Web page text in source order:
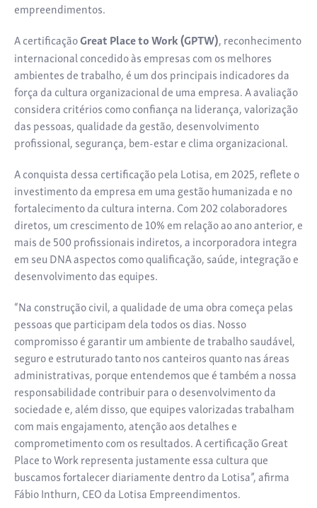
empreendimentos.
A certificaçãoGreat Place to Work (GPTW), reconhecimento
internacional concedido às empresas com os melhores
ambientes de trabalho, é um dos principais indicadores da
força da cultura organizacional de uma empresa. A avaliação
considera critérios como confiança na liderança, valorização
das pessoas, qualidade da gestão, desenvolvimento
profissional, segurança, bem-estar e clima organizacional.
A conquista dessa certificação pela Lotisa, em 2025, reflete o
investimento da empresa em uma gestão humanizada e no
fortalecimento da cultura interna. Com 202 colaboradores
diretos, um crescimento de 10% em relação ao ano anterior, e
mais de 500 profissionais indiretos, a incorporadora integra
em seu DNA aspectos como qualificação, saúde, integração e
desenvolvimento das equipes.
“Na construção civil, a qualidade de uma obra começa pelas
pessoas que participam dela todos os dias. Nosso
compromisso é garantir um ambiente de trabalho saudável,
seguro e estruturado tanto nos canteiros quanto nas áreas
administrativas, porque entendemos que é também a nossa
responsabilidade contribuir para o desenvolvimento da
sociedade e, além disso, que equipes valorizadas trabalham
com mais engajamento, atenção aos detalhes e
comprometimento com os resultados. A certificação Great
Place to Work representa justamente essa cultura que
buscamos fortalecer diariamente dentro da Lotisa”, afirma
Fábio Inthurn, CEO da Lotisa Empreendimentos.